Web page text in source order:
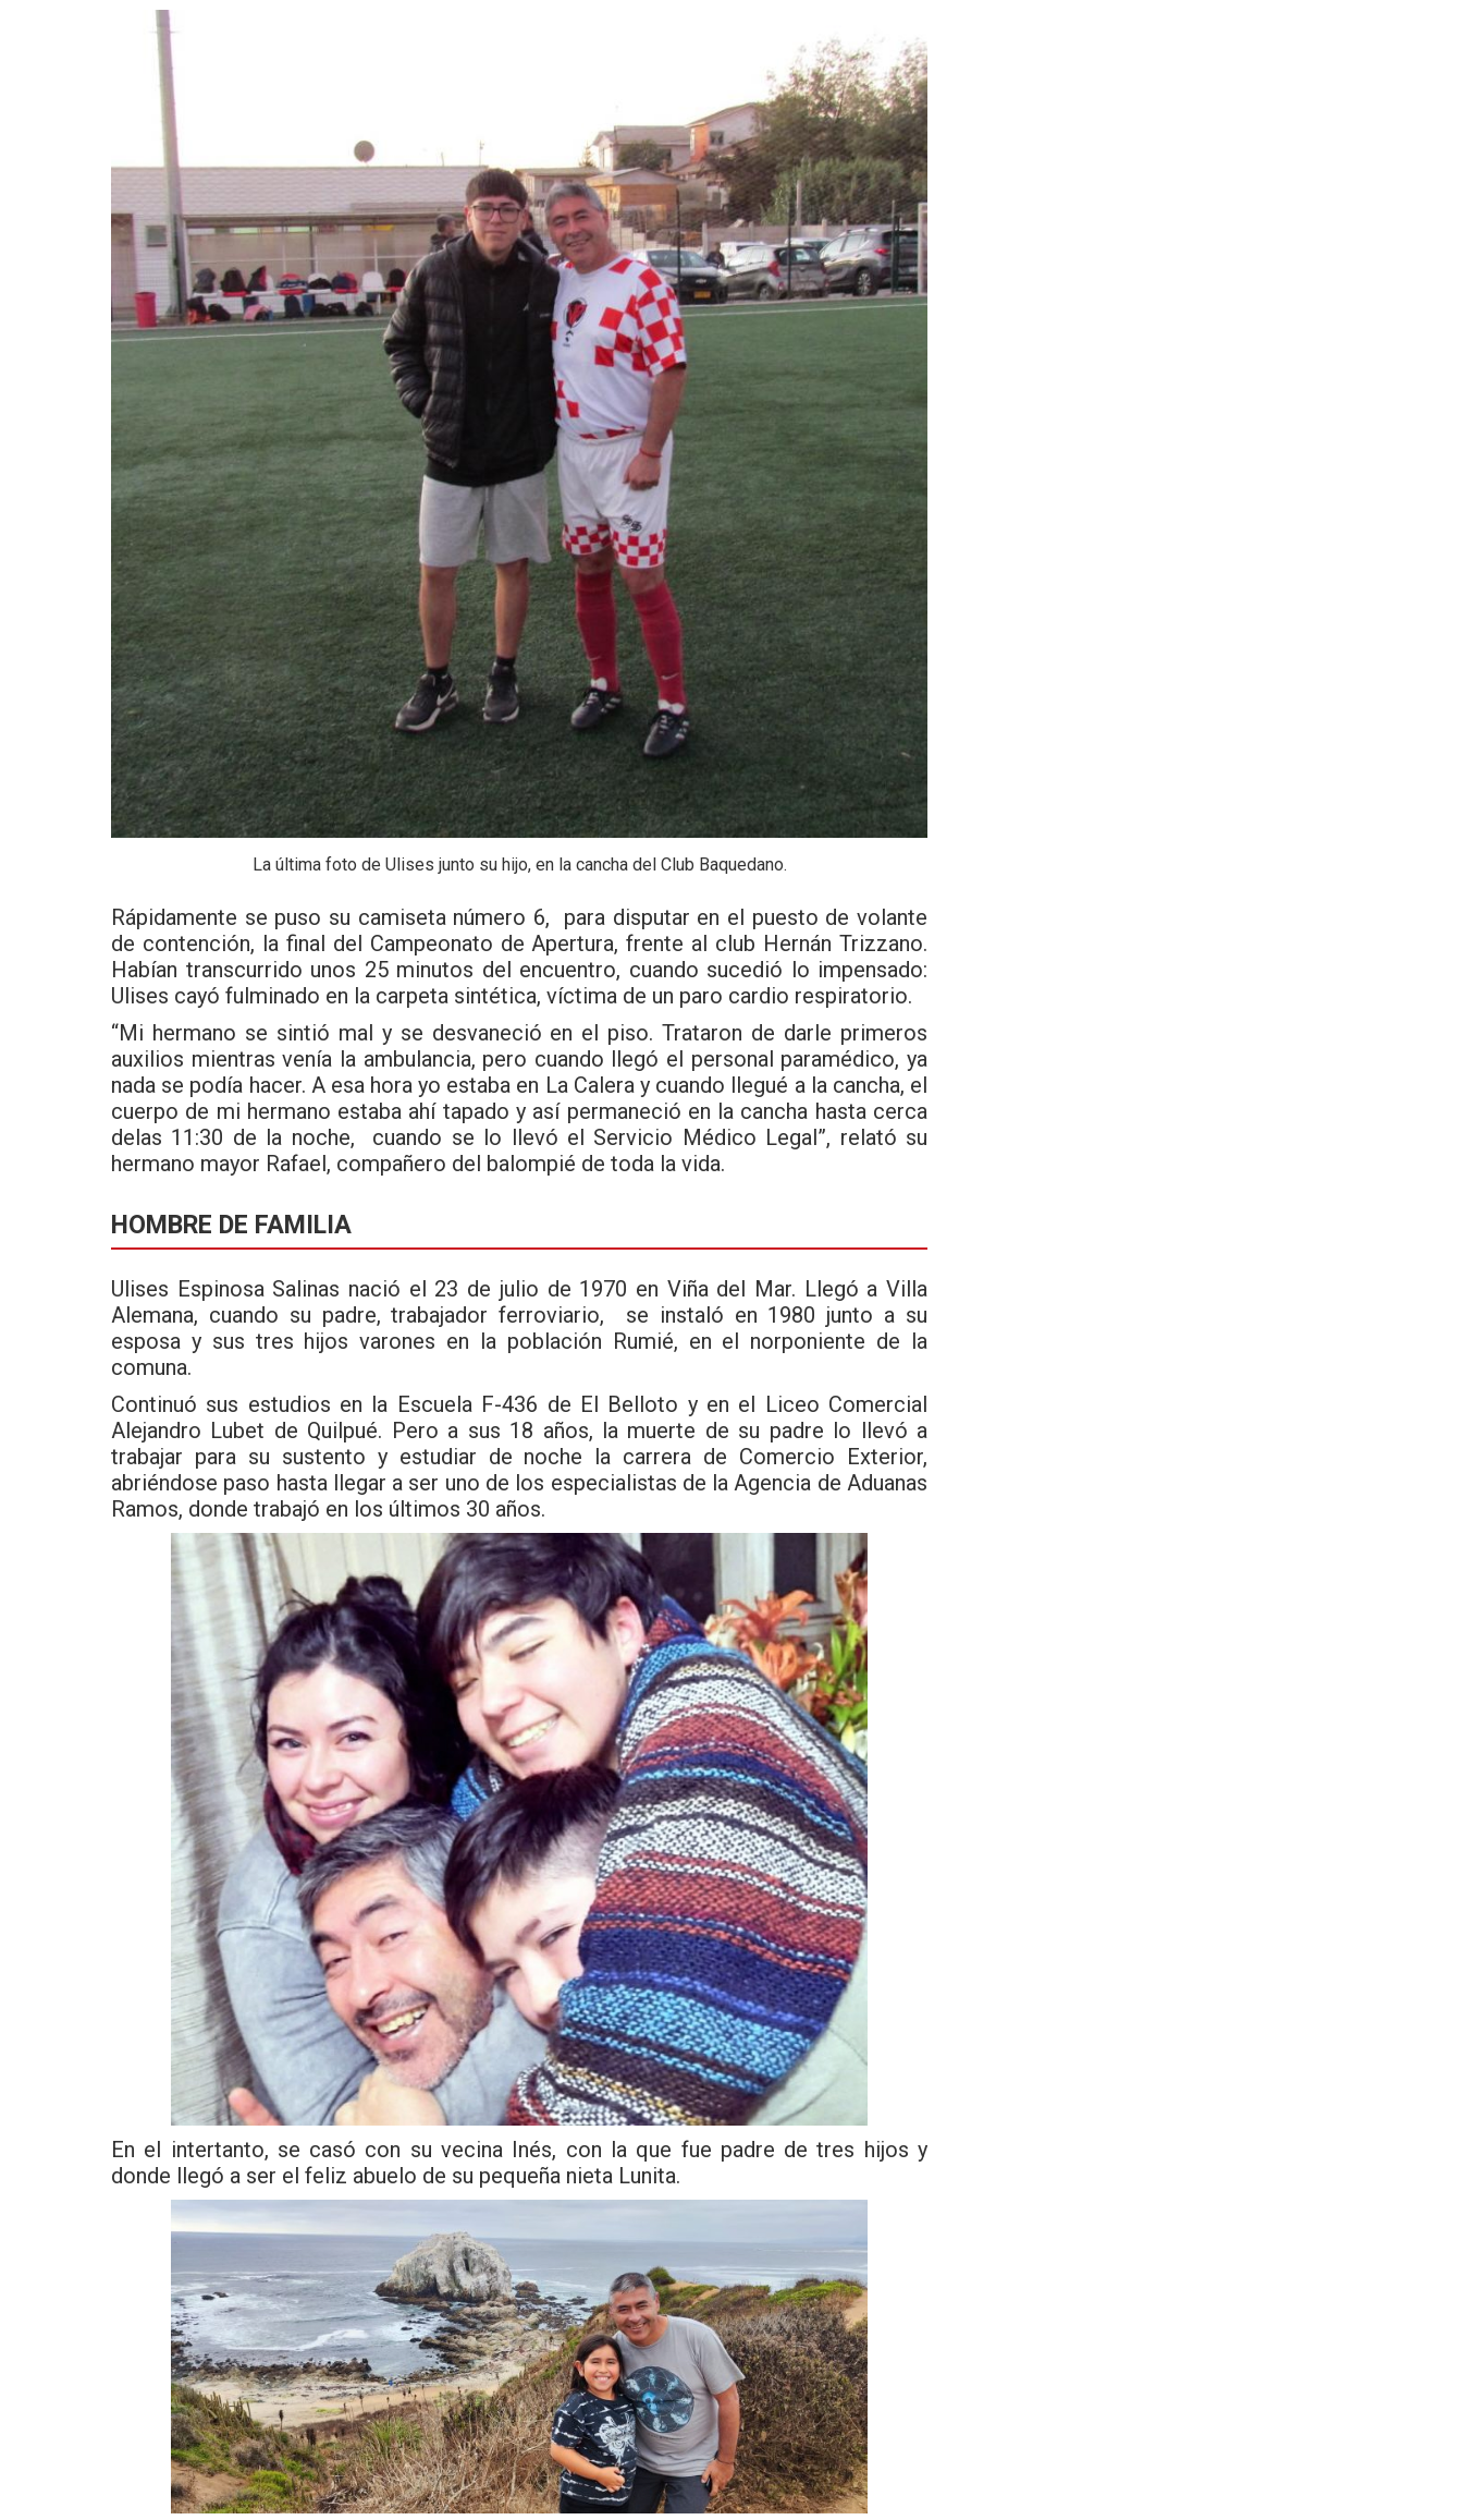
La última foto de Ulises junto su hijo, en la cancha del Club Baquedano.
Rápidamente se puso su camiseta número 6, para disputar en el puesto de volante
de contención, la final del Campeonato de Apertura, frente al club Hernán Trizzano.
Habían transcurrido unos 25 minutos del encuentro, cuando sucedió lo impensado:
Ulises cayó fulminado en la carpeta sintética, víctima de un paro cardio respiratorio.
“Mi hermano se sintió mal y se desvaneció en el piso. Trataron de darle primeros
auxilios mientras venía la ambulancia, pero cuando llegó el personal paramédico, ya
nada se podía hacer. A esa hora yo estaba en La Calera y cuando llegué a la cancha, el
cuerpo de mi hermano estaba ahí tapado y así permaneció en la cancha hasta cerca
delas 11:30 de la noche, cuando se lo llevó el Servicio Médico Legal”, relató su
hermano mayor Rafael, compañero del balompié de toda la vida.
HOMBRE DE FAMILIA
Ulises Espinosa Salinas nació el 23 de julio de 1970 en Viña del Mar. Llegó a Villa
Alemana, cuando su padre, trabajador ferroviario, se instaló en 1980 junto a su
esposa y sus tres hijos varones en la población Rumié, en el norponiente de la
comuna.
Continuó sus estudios en la Escuela F-436 de El Belloto y en el Liceo Comercial
Alejandro Lubet de Quilpué. Pero a sus 18 años, la muerte de su padre lo llevó a
trabajar para su sustento y estudiar de noche la carrera de Comercio Exterior,
abriéndose paso hasta llegar a ser uno de los especialistas de la Agencia de Aduanas
Ramos, donde trabajó en los últimos 30 años.
En el intertanto, se casó con su vecina Inés, con la que fue padre de tres hijos y
donde llegó a ser el feliz abuelo de su pequeña nieta Lunita.